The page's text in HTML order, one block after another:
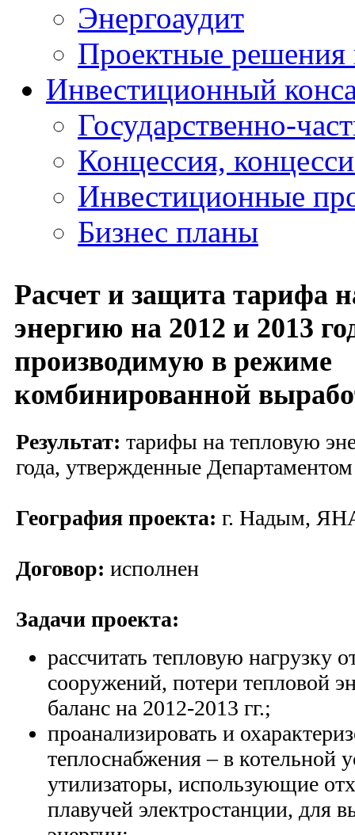
Энергоаудит
Проектные решения
Инвестиционный
Государственно-
Концессия,
Инвестиционные
Бизнес планы
Расчет и защита тарифа
энергию на 2012 и 2013
производимую в режиме
комбинированной
Результат: тарифы на тепловую
года, утвержденные
География проекта: г. Надым,
Договор: исполнен
Задачи проекта:
рассчитать тепловую нагрузку
сооружений, потери тепловой
баланс на 2012-2013 гг.;
проанализировать и
теплоснабжения – в котельной
утилизаторы, использующие
плавучей электростанции, для